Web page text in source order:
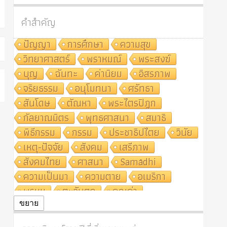
คำสำคัญ
ปัญญา
การศึกษา
ความสุข
วิทยาศาสตร์
พราหมณ์
พระสงฆ์
บุญ
ฉันทะ ค่านิยม
อิสรภาพ
จริยธรรม
อนุโมทนา
ศรัทธา
สันโดษ
ตัณหา
พระไตรปิฎก
กัลยาณมิตร
พุทธศาสนา
สมาธิ
พิธีกรรม
กรรม ประชาธิปไตย
วินัย
เหตุ-ปัจจัย
สังคม
เสรีภาพ
สังคมไทย
ศาสนา
Samādhi
ความเป็นมา
ความตาย
อเมริกา
พรหม
ตะวันตก
คุณค่า
ปฏิจจสมุปบาท
ศาสนาประจำชาติ
ขยาย